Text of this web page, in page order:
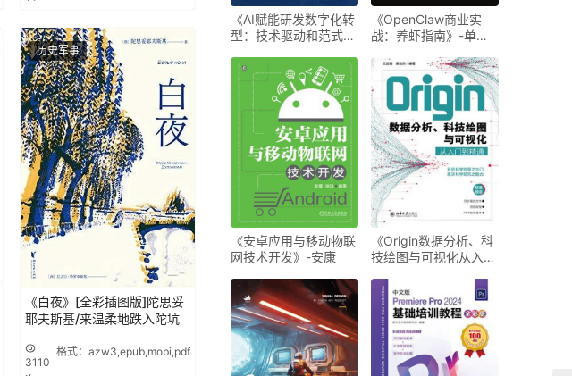
历史军事
《白夜》[全彩插图版]陀思妥
耶夫斯基/来温柔地跌入陀坑
3110
格式：azw3,epub,mobi,pdf
《AI赋能研发数字化转
型：技术驱动和范式重
《OpenClaw商业实
战：养虾指南》-单致
《安卓应用与移动物联
网技术开发》-安康
《Origin数据分析、科
技绘图与可视化从入门